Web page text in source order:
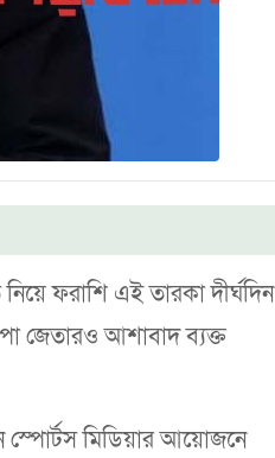
ফরাশি এই তারকা দীর্ঘদিন
জেতারও আশাবাদ ব্যক্ত
স্পোর্টস মিডিয়ার আয়োজনে